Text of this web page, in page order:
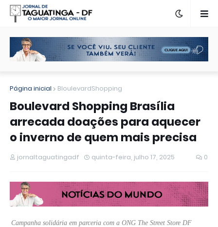
Página inicial BloulevardShopping
Boulevard Shopping Brasília
arrecada doações para aquecer
o inverno de quem mais precisa
jornaltaguatingadf quinta-feira, julho 17, 2025 0
Campanha solidária em parceria com a ONG The Street Store DF